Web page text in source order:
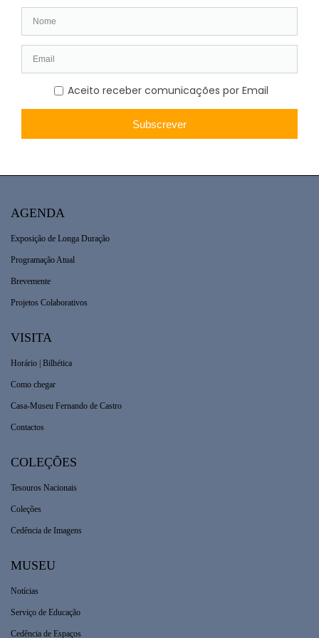
AGENDA
Exposição de Longa Duração
Programação Atual
Brevemente
Projetos Colaborativos
VISITA
Horário | Bilhética
Como chegar
Casa-Museu Fernando de Castro
Contactos
COLEÇÕES
Tesouros Nacionais
Coleções
Cedência de Imagens
MUSEU
Notícias
Serviço de Educação
Cedência de Espaços